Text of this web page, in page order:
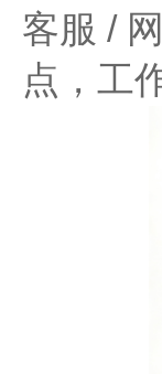
客服 /
点，工